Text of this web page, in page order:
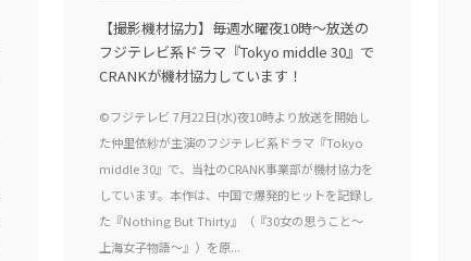
【撮影機材協力】毎週水曜夜10時〜放送の
フジテレビ系ドラマ『Tokyo middle 30』で
CRANKが機材協力しています！
©フジテレビ 7月22日(水)夜10時より放送を開始し
た仲里依紗が主演のフジテレビ系ドラマ『Tokyo
middle 30』で、当社のCRANK事業部が機材協力を
しています。本作は、中国で爆発的ヒットを記録し
た『Nothing But Thirty』（『30女の思うこと～
上海女子物語～』）を原...